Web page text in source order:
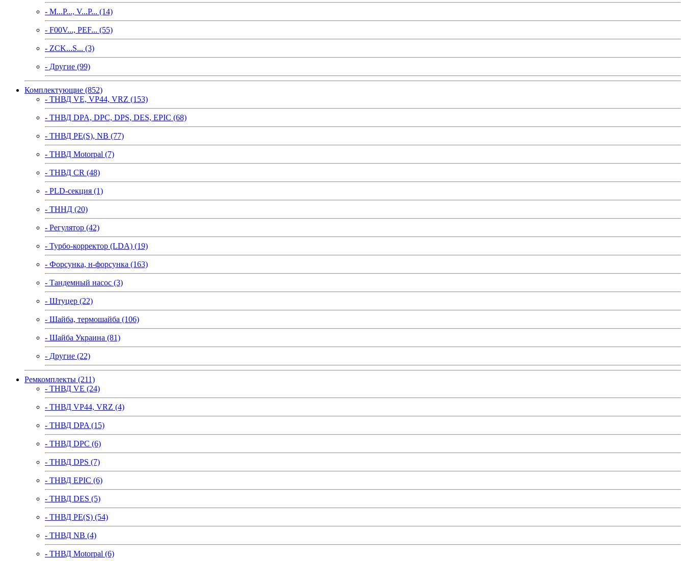
- M...P..., V...P... (14)
- F00V..., PEF... (55)
- ZCK...S... (3)
- Другие (99)
Комплектующие (852)
- ТНВД VE, VP44, VRZ (153)
- ТНВД DPA, DPC, DPS, DES, EPIC (68)
- ТНВД PE(S), NB (77)
- ТНВД Motorpal (7)
- ТНВД CR (48)
- PLD-секция (1)
- ТННД (20)
- Регулятор (42)
- Турбо-корректор (LDA) (19)
- Форсунка, н-форсунка (163)
- Тандемный насос (3)
- Штуцер (22)
- Шайба, термошайба (106)
- Шайба Украина (81)
- Другие (22)
Ремкомплекты (211)
- ТНВД VE (24)
- ТНВД VP44, VRZ (4)
- ТНВД DPA (15)
- ТНВД DPC (6)
- ТНВД DPS (7)
- ТНВД EPIC (6)
- ТНВД DES (5)
- ТНВД PE(S) (54)
- ТНВД NB (4)
- ТНВД Motorpal (6)